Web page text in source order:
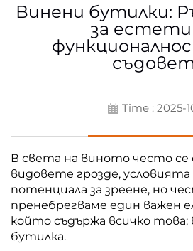
Винени бутилки:
за
Time : 2025-
В света на виното често се
видовете грозде,
потенциала за зреене, но
пренебрегваме един важен
който съдържа всичко
бутилка.